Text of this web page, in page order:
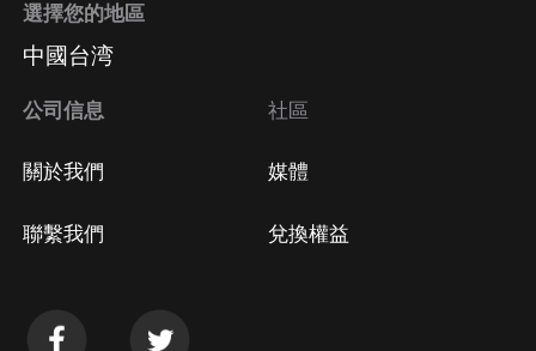
選擇您的地區
中國台湾
公司信息
關於我們
聯繫我們
社區
媒體
兌換權益